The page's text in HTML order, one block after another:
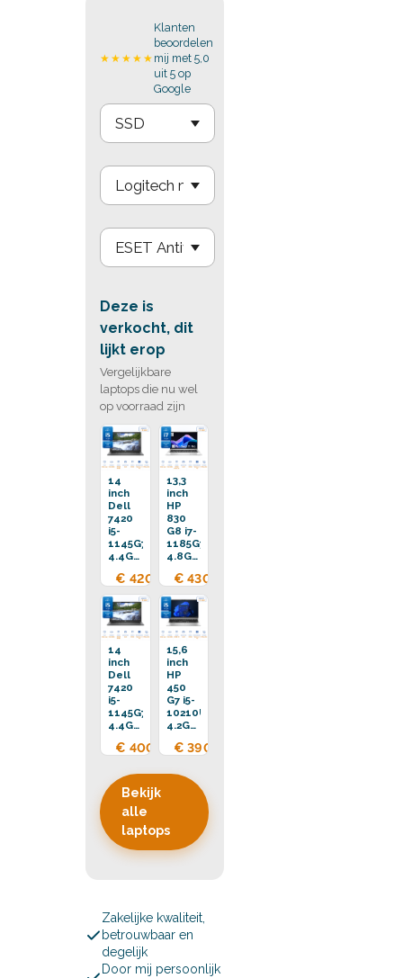
★★★★★
Klanten
beoordelen
mij met 5,0
uit 5 op
Google
Deze is
verkocht, dit
lijkt erop
Vergelijkbare
laptops die nu wel
op voorraad zijn
14
inch
Dell
7420
i5-
1145G7
4.4GHz
DDR4
512GB
SSD
€ 420,00
13,3
inch
HP
830
G8 i7-
1185G7
4.8GHz
DDR4
512GB
SSD
€ 430,00
14
inch
Dell
7420
i5-
1145G7
4.4GHz
DDR4
SSD
€ 400,00
15,6
inch
HP
450
G7 i5-
10210U
4.2GHz
DDR4
SSD
€ 390,00
Bekijk
alle
laptops
Zakelijke kwaliteit,
betrouwbaar en
degelijk
Door mij persoonlijk